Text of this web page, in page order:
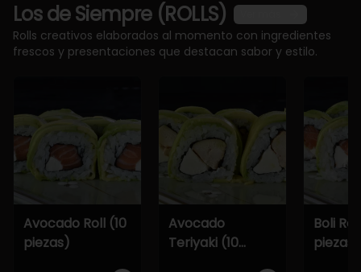
Los de Siempre (ROLLS)
Rolls creativos elaborados al momento con ingredientes
frescos y presentaciones que destacan sabor y estilo.
Avocado Roll (10
piezas)
Avocado
Teriyaki (10
Boli
piezas)